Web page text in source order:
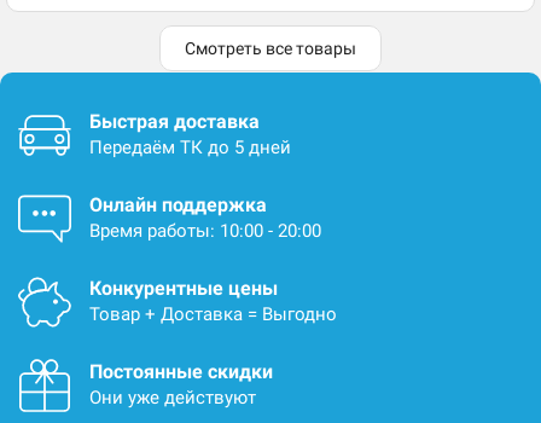
Смотреть все товары
Быстрая доставка
Передаём ТК до 5 дней
Онлайн поддержка
Время работы: 10:00 - 20:00
Конкурентные цены
Товар + Доставка = Выгодно
Постоянные скидки
Они уже действуют